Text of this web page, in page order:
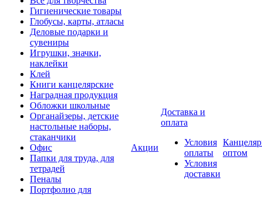
Гигиенические товары
Глобусы, карты, атласы
Деловые подарки и
сувениры
Игрушки, значки,
наклейки
Клей
Книги канцелярские
Наградная продукция
Обложки школьные
Органайзеры, детские
настольные наборы,
стаканчики
Офис
Папки для труда, для
тетрадей
Пеналы
Портфолио для
Акции
Доставка и
оплата
Условия
оплаты
Условия
доставки
оптом